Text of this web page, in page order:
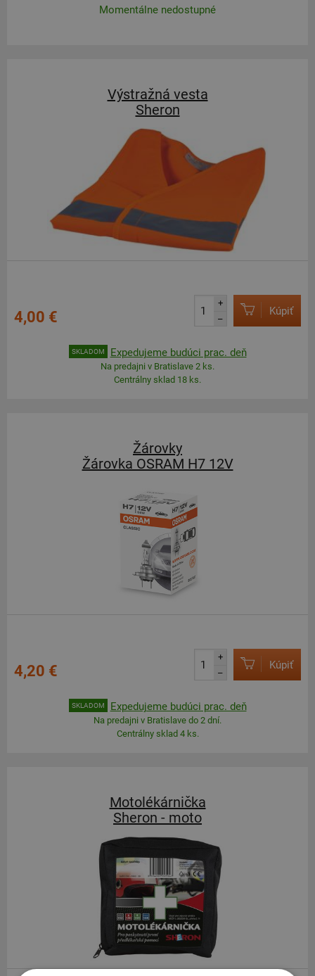
Momentálne nedostupné
Výstražná vesta
Sheron
4,00 €
+
–
Kúpiť
SKLADOM Expedujeme budúci prac. deň
Na predajni v Bratislave 2 ks.
Centrálny sklad 18 ks.
Žárovky
Žárovka OSRAM H7 12V
4,20 €
+
–
Kúpiť
SKLADOM Expedujeme budúci prac. deň
Na predajni v Bratislave do 2 dní.
Centrálny sklad 4 ks.
Motolékárnička
Sheron - moto